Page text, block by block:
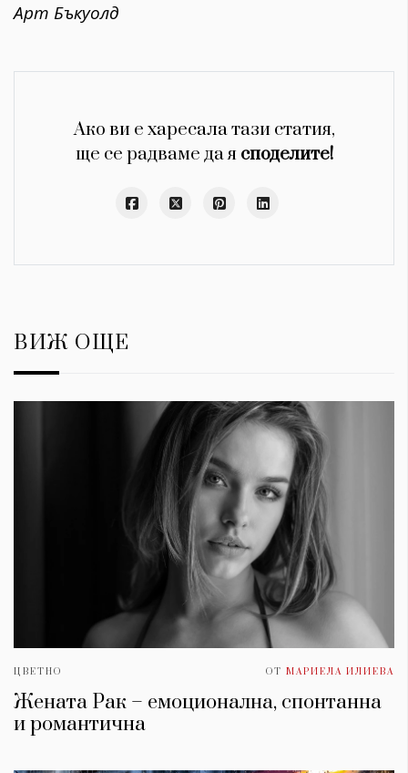
Арт Бъкуолд
Ако ви е харесала тази статия,
ще се радваме да я споделите!
ВИЖ ОЩЕ
ЦВЕТНО ОТ МАРИЕЛА ИЛИЕВА
Жената Рак – емоционална, спонтанна
и романтична